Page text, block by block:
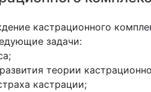
кастрационного
задачи:
теории
кастрации;